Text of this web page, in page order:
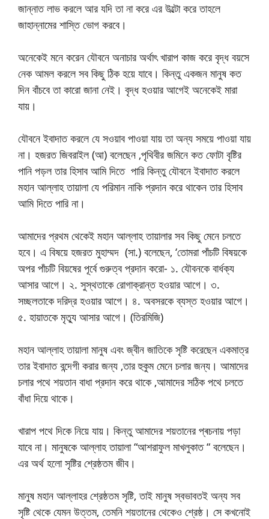
জান্নাত লাভ করলে আর যদি তা না করে এর উল্টো করে তাহলে
জাহান্নামের শাস্তি ভোগ করবে।
অনেকেই মনে করেন যৌবনে অনাচার অর্থাৎ খারাপ কাজ করে বৃদ্ধ বয়সে
নেক আমল করলে সব কিছু ঠিক হয়ে যাবে। কিন্তু একজন মানুষ কত
দিন বাঁচবে তা কারো জানা নেই। বৃদ্ধ হওয়ার আগেই অনেকেই মারা
যায়।
যৌবনে ইবাদাত করলে যে সওয়াব পাওয়া যায় তা অন্য সময়ে পাওয়া যায়
না। হজরত জিবরাইল (আ) বলেছেন ,পৃথিবীর জমিনে কত ফোটা বৃষ্টির
পানি পড়ল তার হিসাব আমি দিতে পারি কিন্তু যৌবনে ইবাদাত করলে
মহান আল্লাহ তায়ালা যে পরিমান নাকি প্রদান করে থাকেন তার হিসাব
আমি দিতে পারি না।
আমাদের প্রথম থেকেই মহান আল্লাহ তায়ালার সব কিছু মেনে চলতে
হবে। এ বিষয়ে হজরত মুহাম্মদ (সা.) বলেছেন, ‘তোমরা পাঁচটি বিষয়কে
অপর পাঁচটি বিয়ষের পূর্বে গুরুত্ব প্রদান করো- ১. যৌবনকে বার্ধক্য
আসার আগে। ২. সুস্থতাকে রোগাক্রান্ত হওয়ার আগে। ৩.
সচ্ছলতাকে দরিদ্র হওয়ার আগে। ৪. অবসরকে ব্যস্ত হওয়ার আগে।
৫. হায়াতকে মৃত্যু আসার আগে। (তিরমিজি)
মহান আল্লাহ তায়ালা মানুষ এবং জ্বীন জাতিকে সৃষ্টি করেছেন একমাত্র
তার ইবাদাত বন্দেগী করার জন্য ,তার হুকুম মেনে চলার জন্য। আমাদের
চলার পথে শয়তান বাধা প্রদান করে থাকে ,আমাদের সঠিক পথে চলতে
বাঁধা দিয়ে থাকে।
খারাপ পথে দিকে নিয়ে যায়। কিন্তু আমাদের শয়তানের প্ৰচনায় পড়া
যাবে না। মানুষকে আল্লাহ তায়ালা “আশরাফুল মাখলুকাত “ বলেছেন।
এর অর্থ হলো সৃষ্টির শ্রেষ্ঠতম জীব।
মানুষ মহান আল্লাহর শ্রেষ্ঠতম সৃষ্টি, তাই মানুষ স্বভাবতই অন্য সব
সৃষ্টি থেকে যেমন উত্তম, তেমনি শয়তানের থেকেও শ্রেষ্ঠ। সে কখনোই